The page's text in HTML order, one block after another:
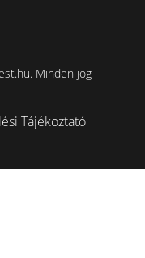
Minden jog
Tájékoztató